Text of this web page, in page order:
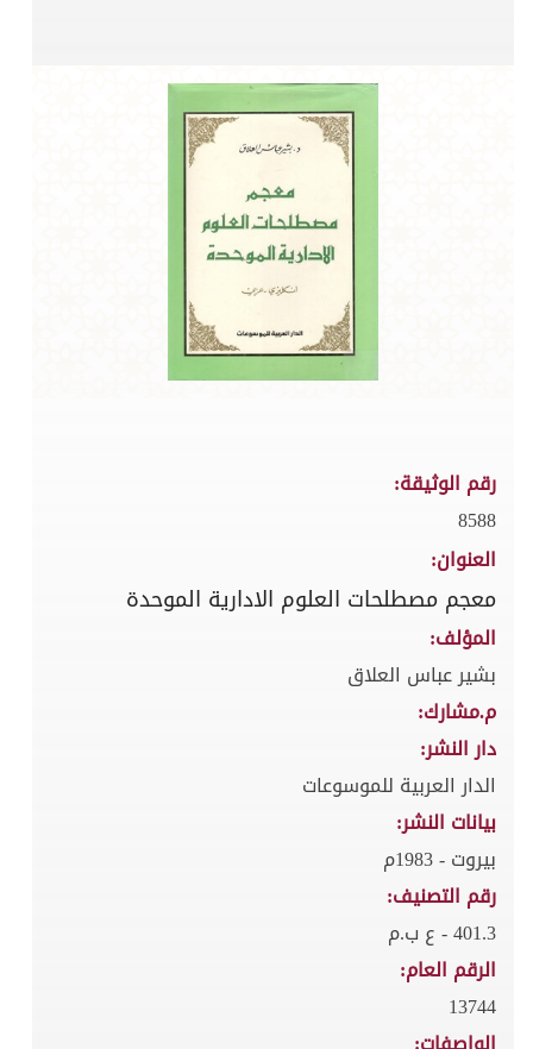
رقم الوثيقة:
8588
العنوان:
معجم مصطلحات العلوم الادارية الموحدة
المؤلف:
بشير عباس العلاق
م.مشارك:
دار النشر:
الدار العربية للموسوعات
بيانات النشر:
بيروت - 1983م
رقم التصنيف:
401.3 - ع ب.م
الرقم العام:
13744